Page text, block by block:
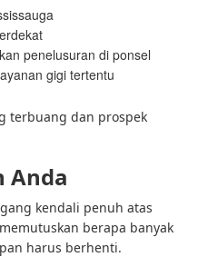
penelusuran di ponsel
gigi tertentu
terbuang dan prospek
Anda
kendali penuh atas
berapa banyak
harus berhenti.